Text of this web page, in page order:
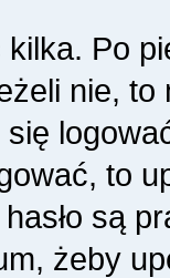
Po
nie,
to
są
żeby